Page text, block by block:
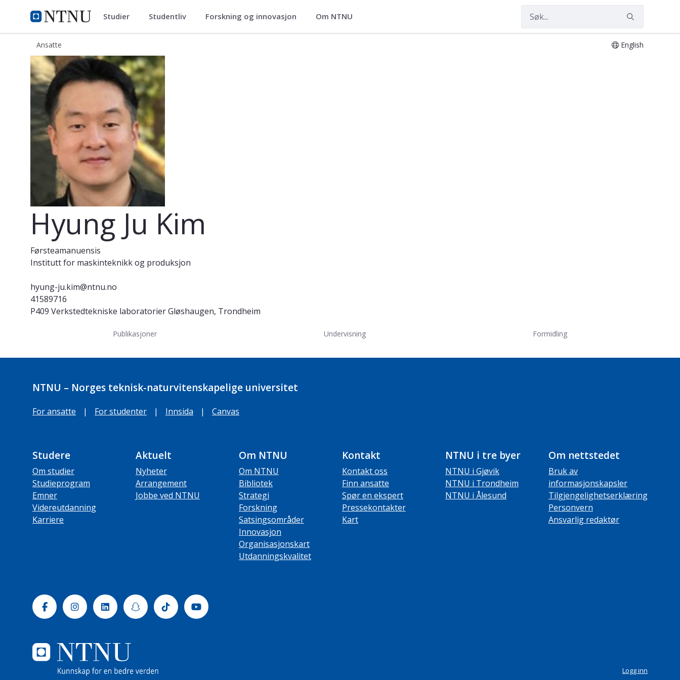
NTNU Hjemmeside
ntnu.no Studier Studentliv Forskning og innovasjon Om NTNU
Ansatte English
Hyung Ju Kim
Hyung Ju Kim
Førsteamanuensis
Institutt for maskinteknikk og produksjon
hyung-ju.kim@ntnu.no
41589716
P409 Verkstedtekniske laboratorier Gløshaugen, Trondheim
Publikasjoner Undervisning Formidling
NTNU – Norges teknisk-naturvitenskapelige universitet
For ansatte | For studenter | Innsida | Canvas
Studere
Om studier
Studieprogram
Emner
Videreutdanning
Karriere
Aktuelt
Nyheter
Arrangement
Jobbe ved NTNU
Om NTNU
Om NTNU
Bibliotek
Strategi
Forskning
Satsingsområder
Innovasjon
Organisasjonskart
Utdanningskvalitet
Kontakt
Kontakt oss
Finn ansatte
Spør en ekspert
Pressekontakter
Kart
NTNU i tre byer
NTNU i Gjøvik
NTNU i Trondheim
NTNU i Ålesund
Om nettstedet
Bruk av
informasjonskapsler
Tilgjengelighetserklæring
Personvern
Ansvarlig redaktør
FacebookInstagramLinkedinSnapchatTiktok Youtube
Logg inn